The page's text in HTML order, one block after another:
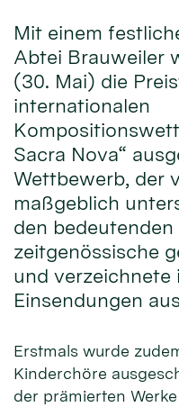
Mit einem
Abtei Brauweiler
(30. Mai) die
internationalen
Sacra Nova“
Wettbewerb, der
maßgeblich
den
zeitgenössische
und verzeichnete
Einsendungen
Erstmals wurde
Kinderchöre
der prämierten